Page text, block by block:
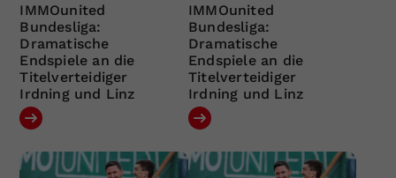
IMMOunited
Bundesliga:
Dramatische
Endspiele an die
Titelverteidiger
Irdning und Linz
IMMOunited
Bundesliga:
Dramatische
Endspiele an die
Titelverteidiger
Irdning und Linz